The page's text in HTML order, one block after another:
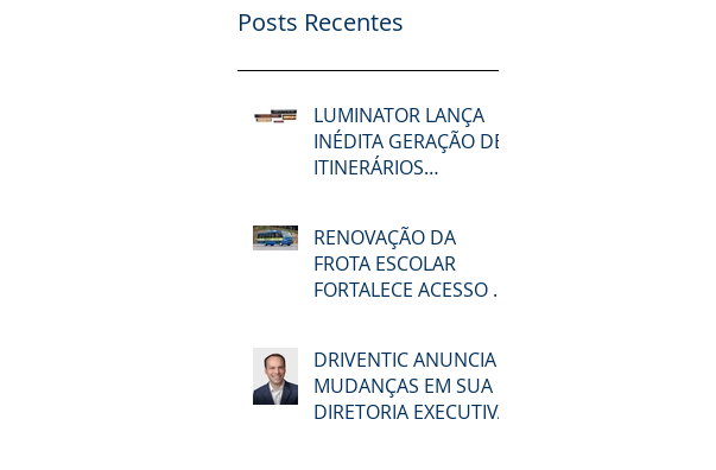
Posts Recentes
LUMINATOR LANÇA
INÉDITA GERAÇÃO DE
ITINERÁRIOS
RENOVAÇÃO DA
FROTA ESCOLAR
FORTALECE ACESSO À
MACAÉ
DRIVENTIC ANUNCIA
MUDANÇAS EM SUA
DIRETORIA EXECUTIVA